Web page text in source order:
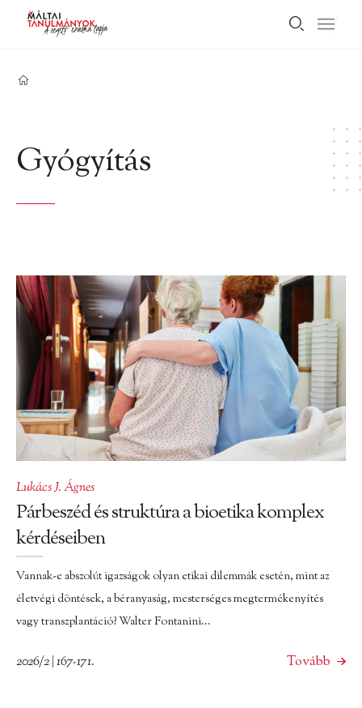
Gyógyítás
Lukács J. Ágnes
Párbeszéd és struktúra a bioetika komplex
kérdéseiben
Vannak-e abszolút igazságok olyan etikai dilemmák esetén, mint az
életvégi döntések, a béranyaság, mesterséges megtermékenyítés
vagy transzplantáció? Walter Fontanini...
2026/2 | 167-171. Tovább